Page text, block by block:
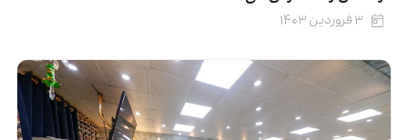
۳ فروردین ۱۴۰۳